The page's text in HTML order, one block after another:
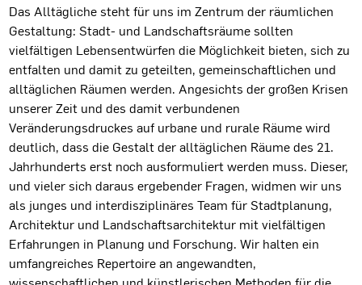
Das Alltägliche steht für uns im Zentrum der räumlichen
Gestaltung: Stadt- und Landschaftsräume sollten
vielfältigen Lebensentwürfen die Möglichkeit bieten, sich zu
entfalten und damit zu geteilten, gemeinschaftlichen und
alltäglichen Räumen werden. Angesichts der großen Krisen
unserer Zeit und des damit verbundenen
Veränderungsdruckes auf urbane und rurale Räume wird
deutlich, dass die Gestalt der alltäglichen Räume des 21.
Jahrhunderts erst noch ausformuliert werden muss. Dieser,
und vieler sich daraus ergebender Fragen, widmen wir uns
als junges und interdisziplinäres Team für Stadtplanung,
Architektur und Landschaftsarchitektur mit vielfältigen
Erfahrungen in Planung und Forschung. Wir halten ein
umfangreiches Repertoire an angewandten,